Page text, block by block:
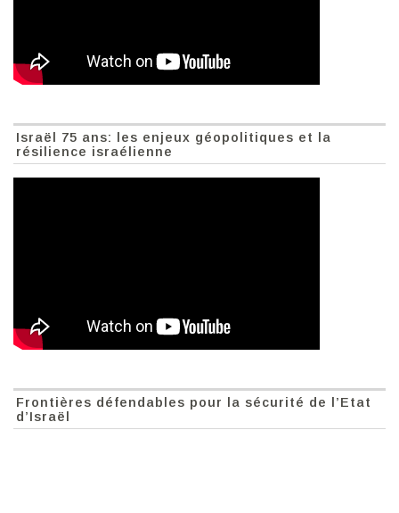
Israël 75 ans: les enjeux géopolitiques et la
résilience israélienne
Frontières défendables pour la sécurité de l’Etat
d’Israël